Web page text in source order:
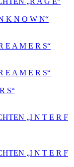
K N O W N“
E A M E R S“
E A M E R S“
S“
„I N T E R F
„I N T E R F